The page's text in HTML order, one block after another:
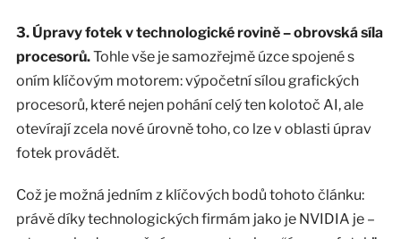
3. Úpravy fotek v technologické rovině – obrovská síla
procesorů.Tohle vše je samozřejmě úzce spojené s
oním klíčovým motorem: výpočetní sílou grafických
procesorů, které nejen pohání celý ten kolotoč AI, ale
otevírají zcela nové úrovně toho, co lze v oblasti úprav
fotek provádět.
Což je možná jedním z klíčových bodů tohoto článku:
právě díky technologických firmám jako je NVIDIA je –